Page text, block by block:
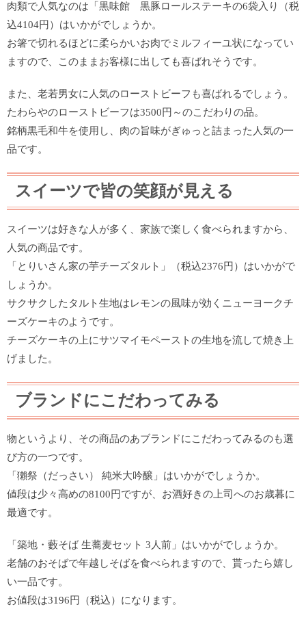
肉類で人気なのは「黒味館 黒豚ロールステーキの6袋入り（税
込4104円）はいかがでしょうか。
お箸で切れるほどに柔らかいお肉でミルフィーユ状になってい
ますので、このままお客様に出しても喜ばれそうです。
また、老若男女に人気のローストビーフも喜ばれるでしょう。
たわらやのローストビーフは3500円～のこだわりの品。
銘柄黒毛和牛を使用し、肉の旨味がぎゅっと詰まった人気の一
品です。
スイーツで皆の笑顔が見える
スイーツは好きな人が多く、家族で楽しく食べられますから、
人気の商品です。
「とりいさん家の芋チーズタルト」（税込2376円）はいかがで
しょうか。
サクサクしたタルト生地はレモンの風味が効くニューヨークチ
ーズケーキのようです。
チーズケーキの上にサツマイモペーストの生地を流して焼き上
げました。
ブランドにこだわってみる
物というより、その商品のあブランドにこだわってみるのも選
び方の一つです。
「獺祭（だっさい） 純米大吟醸」はいかがでしょうか。
値段は少々高めの8100円ですが、お酒好きの上司へのお歳暮に
最適です。
「築地・藪そば 生蕎麦セット 3人前」はいかがでしょうか。
老舗のおそばで年越しそばを食べられますので、貰ったら嬉し
い一品です。
お値段は3196円（税込）になります。